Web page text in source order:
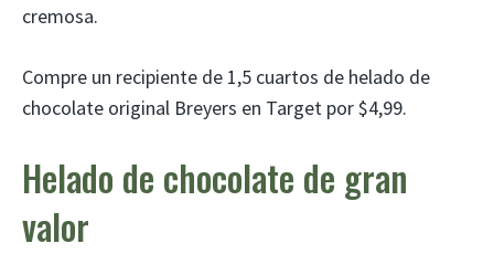
cremosa.
Compre un recipiente de 1,5 cuartos de helado de
chocolate original Breyers en Target por $4,99.
Helado de chocolate de gran
valor